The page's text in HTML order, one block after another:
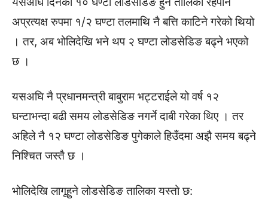
अप्रत्यक्ष रुपमा १/२ घण्टा तलमाथि नै बत्ति काटिने गरेको थियो
। तर, अब भोलिदेखि भने थप २ घण्टा लोडसेडिङ बढ्ने भएको
छ ।
यसअघि नै प्रधानमन्त्री बाबुराम भट्टराईले यो वर्ष १२
घन्टाभन्दा बढी समय लोडसेडिङ नगर्ने दाबी गरेका थिए । तर
अहिले नै १२ घण्टा लोडसेडिङ पुगेकाले हिउँदमा अझै समय बढ्ने
निश्चित जस्तै छ ।
भोलिदेखि लागूहुने लोडसेडिङ तालिका यस्तो छ: